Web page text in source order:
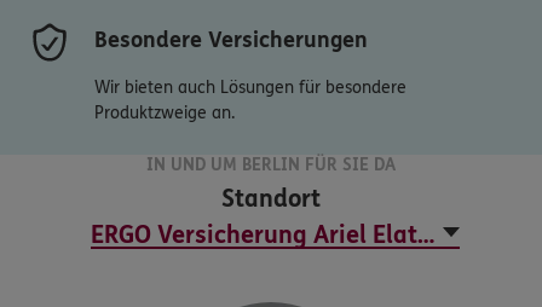
Besondere Versicherungen
Wir bieten auch Lösungen für besondere
Produktzweige an.
IN UND UM BERLIN FÜR SIE DA
Standort